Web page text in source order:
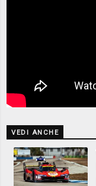
VEDI ANCHE